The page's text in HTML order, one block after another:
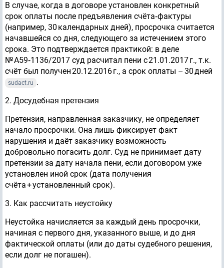
В случае, когда в договоре установлен конкретный
срок оплаты после предъявления счёта‑фактуры
(например, 30 календарных дней), просрочка считается
начавшейся со дня, следующего за истечением этого
срока. Это подтверждается практикой: в деле
№ А59‑1136/2017 суд расчитал пени с 21.01.2017 г., т.к.
счёт был получен 20.12.2016 г., а срок оплаты – 30 дней
sudact.ru .
2. Досудебная претензия
Претензия, направленная заказчику, не определяет
начало просрочки. Она лишь фиксирует факт
нарушения и даёт заказчику возможность
добровольно погасить долг. Суд не принимает дату
претензии за дату начала пени, если договором уже
установлен иной срок (дата получения
счёта + установленный срок).
3. Как рассчитать неустойку
Неустойка начисляется за каждый день просрочки,
начиная с первого дня, указанного выше, и до дня
фактической оплаты (или до даты судебного решения,
если долг не погашен).